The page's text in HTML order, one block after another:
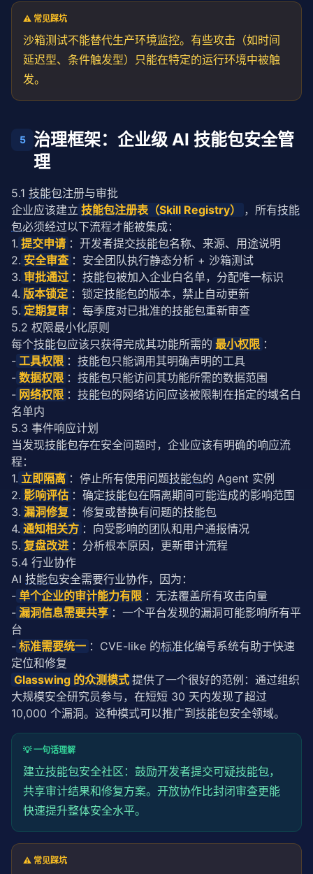
  return issues;
}
⚠️ 常见踩坑
沙箱测试不能替代生产环境监控。有些攻击（如时间
延迟型、条件触发型）只能在特定的运行环境中被触
发。
5
治理框架：企业级 AI 技能包安全管
理
5.1 技能包注册与审批
企业应该建立 技能包注册表（Skill Registry） ，所有技能
包必须经过以下流程才能被集成：
1. 提交申请 ：开发者提交技能包名称、来源、用途说明
2. 安全审查 ：安全团队执行静态分析 + 沙箱测试
3. 审批通过 ： 技能包被加入企业白名单，分配唯一标识
4. 版本锁定 ：锁定技能包的版本，禁止自动更新
5. 定期复审 ：每季度对已批准的技能包重新审查
5.2 权限最小化原则
每个技能包应该只获得完成其功能所需的 最小权限 ：
- 工具权限 ： 技能包只能调用其明确声明的工具
- 数据权限 ： 技能包只能访问其功能所需的数据范围
- 网络权限 ： 技能包的网络访问应该被限制在指定的域名白
名单内
5.3 事件响应计划
当发现技能包存在安全问题时，企业应该有明确的响应流
程：
1. 立即隔离 ：停止所有使用问题技能包的 Agent 实例
2. 影响评估 ：确定技能包在隔离期间可能造成的影响范围
3. 漏洞修复 ：修复或替换有问题的技能包
4. 通知相关方 ：向受影响的团队和用户通报情况
5. 复盘改进 ：分析根本原因，更新审计流程
5.4 行业协作
AI 技能包安全需要行业协作，因为：
- 单个企业的审计能力有限 ：无法覆盖所有攻击向量
- 漏洞信息需要共享 ：一个平台发现的漏洞可能影响所有平
台
- 标准需要统一 ：CVE-like 的标准化编号系统有助于快速
定位和修复
Glasswing 的众测模式 提供了一个很好的范例：通过组织
大规模安全研究员参与，在短短 30 天内发现了超过
10,000 个漏洞。这种模式可以推广到 技能包安全领域。
💡 一句话理解
建立技能包安全社区：鼓励开发者提交可疑技能包，
共享审计结果和修复方案。开放协作比封闭审查更能
快速提升整体安全水平。
⚠️ 常见踩坑